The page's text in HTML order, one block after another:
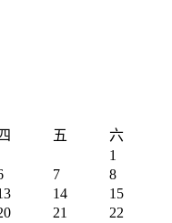
五
六
1
7
8
14
15
21
22